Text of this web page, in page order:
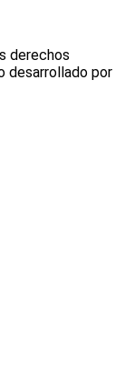
derechos
desarrollado por